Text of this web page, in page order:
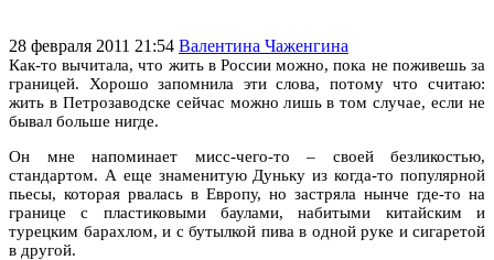
28 февраля 2011 21:54 Валентина Чаженгина
Как-то вычитала, что жить в России можно, пока не поживешь за
границей. Хорошо запомнила эти слова, потому что считаю:
жить в Петрозаводске сейчас можно лишь в том случае, если не
бывал больше нигде.
Он мне напоминает мисс-чего-то – своей безликостью,
стандартом. А еще знаменитую Дуньку из когда-то популярной
пьесы, которая рвалась в Европу, но застряла нынче где-то на
границе с пластиковыми баулами, набитыми китайским и
турецким барахлом, и с бутылкой пива в одной руке и сигаретой
в другой.